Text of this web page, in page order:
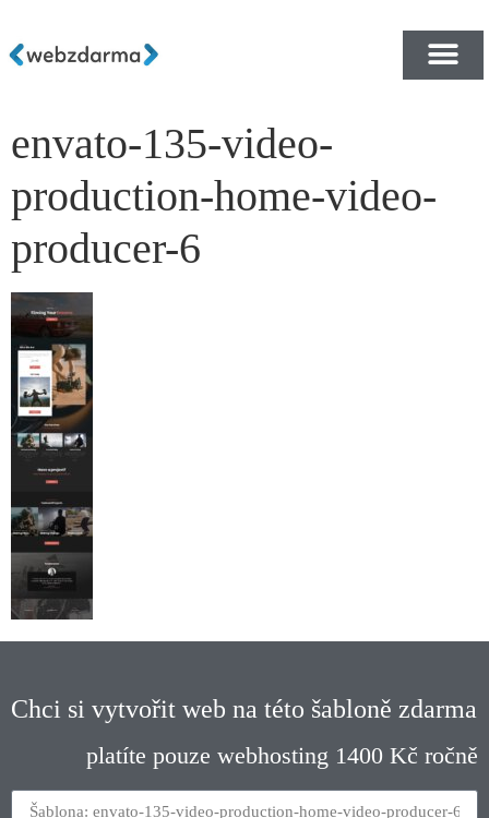
envato-135-video-
production-home-video-
producer-6
Chci si vytvořit web na této šabloně zdarma
platíte pouze webhosting 1400 Kč ročně